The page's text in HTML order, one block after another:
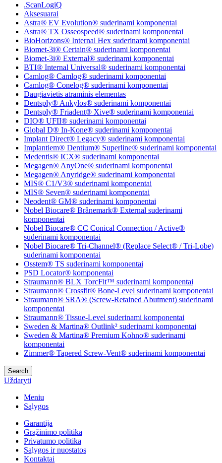
.ScanLogiQ
Aksesuarai
Astra® EV Evolution® suderinami komponentai
Astra® TX Osseospeed® suderinami komponentai
BioHorizons® Internal Hex suderinami komponentai
Biomet-3i® Certain® suderinami komponentai
Biomet-3i® External® suderinami komponentai
BTI® Internal Universal® suderinami komponentai
Camlog® Camlog® suderinami komponentai
Camlog® Conelog® suderinami komponentai
Daugiavietis atraminis elementas
Dentsply® Ankylos® suderinami komponentai
Dentsply® Friadent® Xive® suderinami komponentai
DIO® UFII® suderinami komponentai
Global D® In-Kone® suderinami komponentai
Implant Direct® Legacy® suderinami komponentai
Implantiem® Dentium® Superline® suderinami komponentai
Medentis® ICX® suderinami komponentai
Megagen® AnyOne® suderinami komponentai
Megagen® Anyridge® suderinami komponentai
MIS® C1/V3® suderinami komponentai
MIS® Seven® suderinami komponentai
Neodent® GM® suderinami komponentai
Nobel Biocare® Brånemark® External suderinami
komponentai
Nobel Biocare® CC Conical Connection / Active®
suderinami komponentai
Nobel Biocare® Tri-Channel® (Replace Select® / Tri-Lobe)
suderinami komponentai
Osstem® TS suderinami komponentai
PSD Locator® komponentai
Straumann® BLX TorcFit™ suderinami komponentai
Straumann® Crossfit® Bone-Level suderinami komponentai
Straumann® SRA® (Screw-Retained Abutment) suderinami
komponentai
Straumann® Tissue-Level suderinami komponentai
Sweden & Martina® Outlink² suderinami komponentai
Sweden & Martina® Premium Kohno® suderinami
komponentai
Zimmer® Tapered Screw-Vent® suderinami komponentai
Search
Uždaryti
Meniu
Sąlygos
Garantija
Grąžinimo politika
Privatumo politika
Sąlygos ir nuostatos
Kontaktai